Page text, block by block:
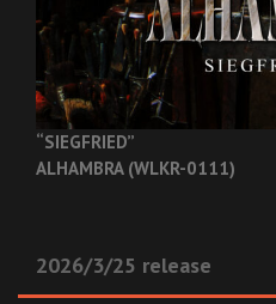
“SIEGFRIED”
ALHAMBRA (WLKR-0111)
2026/3/25 release